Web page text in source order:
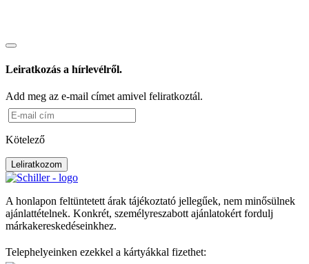
Leiratkozás a hírlevélről.
Add meg az e-mail címet amivel feliratkoztál.
Kötelező
Leliratkozom
A honlapon feltüntetett árak tájékoztató jellegűek, nem minősülnek
ajánlattételnek. Konkrét, személyreszabott ajánlatokért fordulj
márkakereskedéseinkhez.
Telephelyeinken ezekkel a kártyákkal fizethet: